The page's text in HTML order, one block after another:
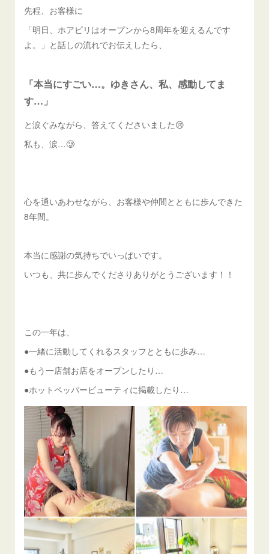
先程、お客様に
「明日、ホアピリはオープンから8周年を迎えるんです
よ。」と話しの流れでお伝えしたら、
「本当にすごい…。ゆきさん、私、感動してま
す…」
と涙ぐみながら、答えてくださいました😢
私も、涙…🥲
心を通いあわせながら、お客様や仲間とともに歩んできた
8年間。
本当に感謝の気持ちでいっぱいです。
いつも、共に歩んでくださりありがとうございます！！
この一年は、
●一緒に活動してくれるスタッフとともに歩み…
●もう一店舗お店をオープンしたり…
●ホットペッパービューティに掲載したり…